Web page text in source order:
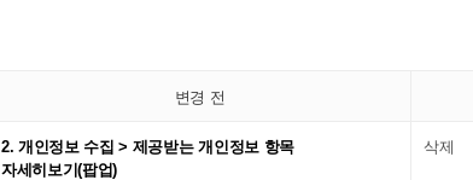
변경 전
2. 개인정보 수집 > 제공받는 개인정보 항목
자세히보기(팝업)
삭제